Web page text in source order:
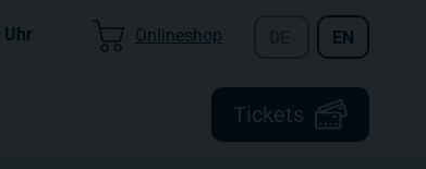
Tickets
Uhr Onlineshop EN